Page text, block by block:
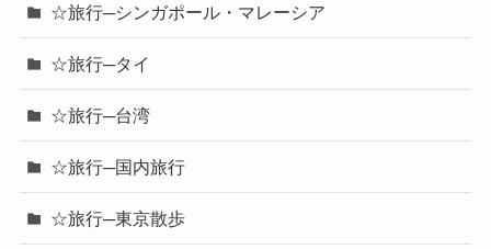
☆旅行─シンガポール・マレーシア
☆旅行─タイ
☆旅行─台湾
☆旅行─国内旅行
☆旅行─東京散歩